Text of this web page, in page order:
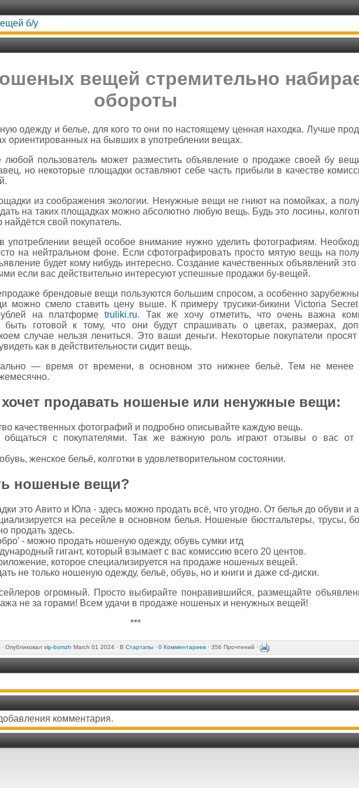
б/у
вещей стремительно
обороты
одежду и белье, для кого то они по настоящему ценная находка. Лучше
ориентированных на бывших в употреблении вещах.
любой пользователь может разместить объявление о продаже своей бу
но некоторые площадки оставляют себе часть прибыли в качестве
из соображения экологии. Ненужные вещи не гниют на помойках, а
на таких площадках можно абсолютно любую вещь. Будь это лосины,
свой покупатель.
вещей особое внимание нужно уделить фотографиям.
на нейтральном фоне. Если сфотографировать просто мятую вещь на
будет кому нибудь интересно. Создание качественных объявлений
если вас действительно интересуют успешные продажи бу-вещей.
брендовые вещи пользуются большим спросом, а особенно
можно смело ставить цену выше. К примеру трусики-бикини Victoria
на платформеtruliki.ru. Так же хочу отметить, что очень важна
готовой к тому, что они будут спрашивать о цветах, размерах,
случае нельзя лениться. Это ваши деньги. Некоторые покупатели
как в действительности сидит вещь.
— время от времени, в основном это нижнее бельё. Тем не менее
продавать ношеные или ненужные вещи:
качественных фотографий и подробно описывайте каждую вещь.
общаться с покупателями. Так же важную роль играют отзывы о вас от
женское бельё, колготки в удовлетворительном состоянии.
ношеные вещи?
это Авито и Юла - здесь можно продать всё, что угодно. От белья до обуви и
на ресейле в основном белья. Ношеные бюстгальтеры, трусы,
продать здесь.
- можно продать ношеную одежду, обувь сумки итд
гигант, который взымает с вас комиссию всего 20 центов.
которое специализируется на продаже ношеных вещей.
не только ношеную одежду, бельё, обувь, но и книги и даже cd-диски.
огромный. Просто выбирайте понравившийся, размещайте
не за горами! Всем удачи в продаже ношеных и ненужных вещей!
***
· Опубликовал vip-bomzh March 01 2024 · В Стартапы · 0 Комментариев · 356 Прочтений ·
комментария.